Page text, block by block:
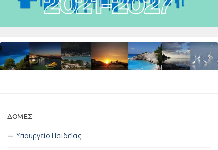
ΔΟΜΈΣ
Υπουργείο Παιδείας